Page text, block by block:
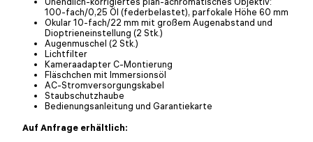
100-fach/0,25 Öl (federbelastet), parfokale Höhe 60 mm
Okular 10-fach/22 mm mit großem Augenabstand und
Dioptrieneinstellung (2 Stk.)
Augenmuschel (2 Stk.)
Lichtfilter
Kameraadapter C-Montierung
Fläschchen mit Immersionsöl
AC-Stromversorgungskabel
Staubschutzhaube
Bedienungsanleitung und Garantiekarte
Auf Anfrage erhältlich: